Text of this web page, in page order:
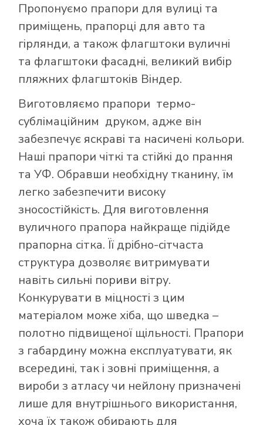
Пропонуємо прапори для вулиці та
приміщень, прапорці для авто та
гірлянди, а також флагштоки вуличні
та флагштоки фасадні, великий вибір
пляжних флагштоків Віндер.
Виготовляємо прапори термо-
сублімаційним друком, адже він
забезпечує яскраві та насичені кольори.
Наші прапори чіткі та стійкі до прання
та УФ. Обравши необхідну тканину, їм
легко забезпечити високу
зносостійкість. Для виготовлення
вуличного прапора найкраще підійде
прапорна сітка. Її дрібно-сітчаста
структура дозволяє витримувати
навіть сильні пориви вітру.
Конкурувати в міцності з цим
матеріалом може хіба, що шведка –
полотно підвищеної щільності. Прапори
з габардину можна експлуатувати, як
всередині, так і зовні приміщення, а
вироби з атласу чи нейлону призначені
лише для внутрішнього використання,
хоча їх також обирають для